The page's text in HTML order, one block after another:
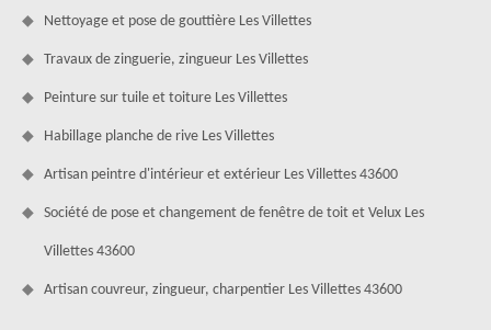
Nettoyage et pose de gouttière Les Villettes
Travaux de zinguerie, zingueur Les Villettes
Peinture sur tuile et toiture Les Villettes
Habillage planche de rive Les Villettes
Artisan peintre d'intérieur et extérieur Les Villettes 43600
Société de pose et changement de fenêtre de toit et Velux Les
Villettes 43600
Artisan couvreur, zingueur, charpentier Les Villettes 43600